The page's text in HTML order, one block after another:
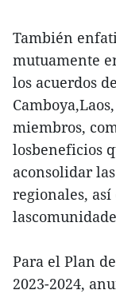
También
mutuamente
los acuerdos
miembros,
losbeneficios
aconsolidar
regionales,
Para el Plan
2023-2024,